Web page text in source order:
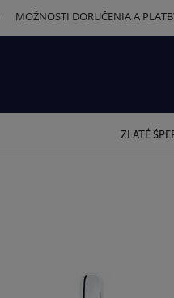
MOŽNOSTI DORUČENIA A
ZLATÉ